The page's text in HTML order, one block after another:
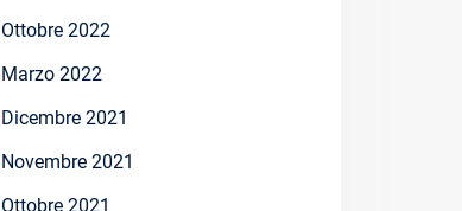
Ottobre 2022
Marzo 2022
Dicembre 2021
Novembre 2021
Ottobre 2021